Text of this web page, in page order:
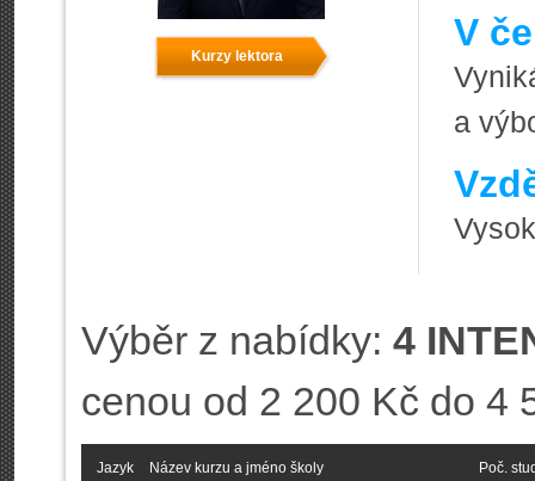
Kurzy lektora
V
a
Výběr z nabídky: 4
cenou od 2 200 Kč do 4
Jazyk Název kurzu a jméno školy Poč.